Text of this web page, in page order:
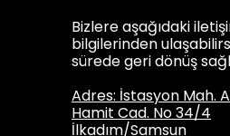
Bizlere aşağıdaki
bilgilerinden
sürede geri dönüş
Adres: İstasyon Mah.
Hamit Cad. No 34/4
İlkadım/Samsun